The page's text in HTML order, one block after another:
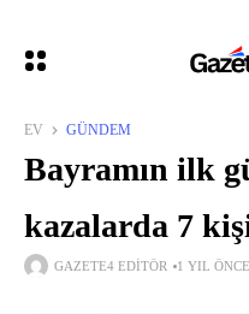
EV GÜNDEM
Bayramın ilk
kazalarda 7
GAZETE4 EDITÖR 1 YIL ÖNCE